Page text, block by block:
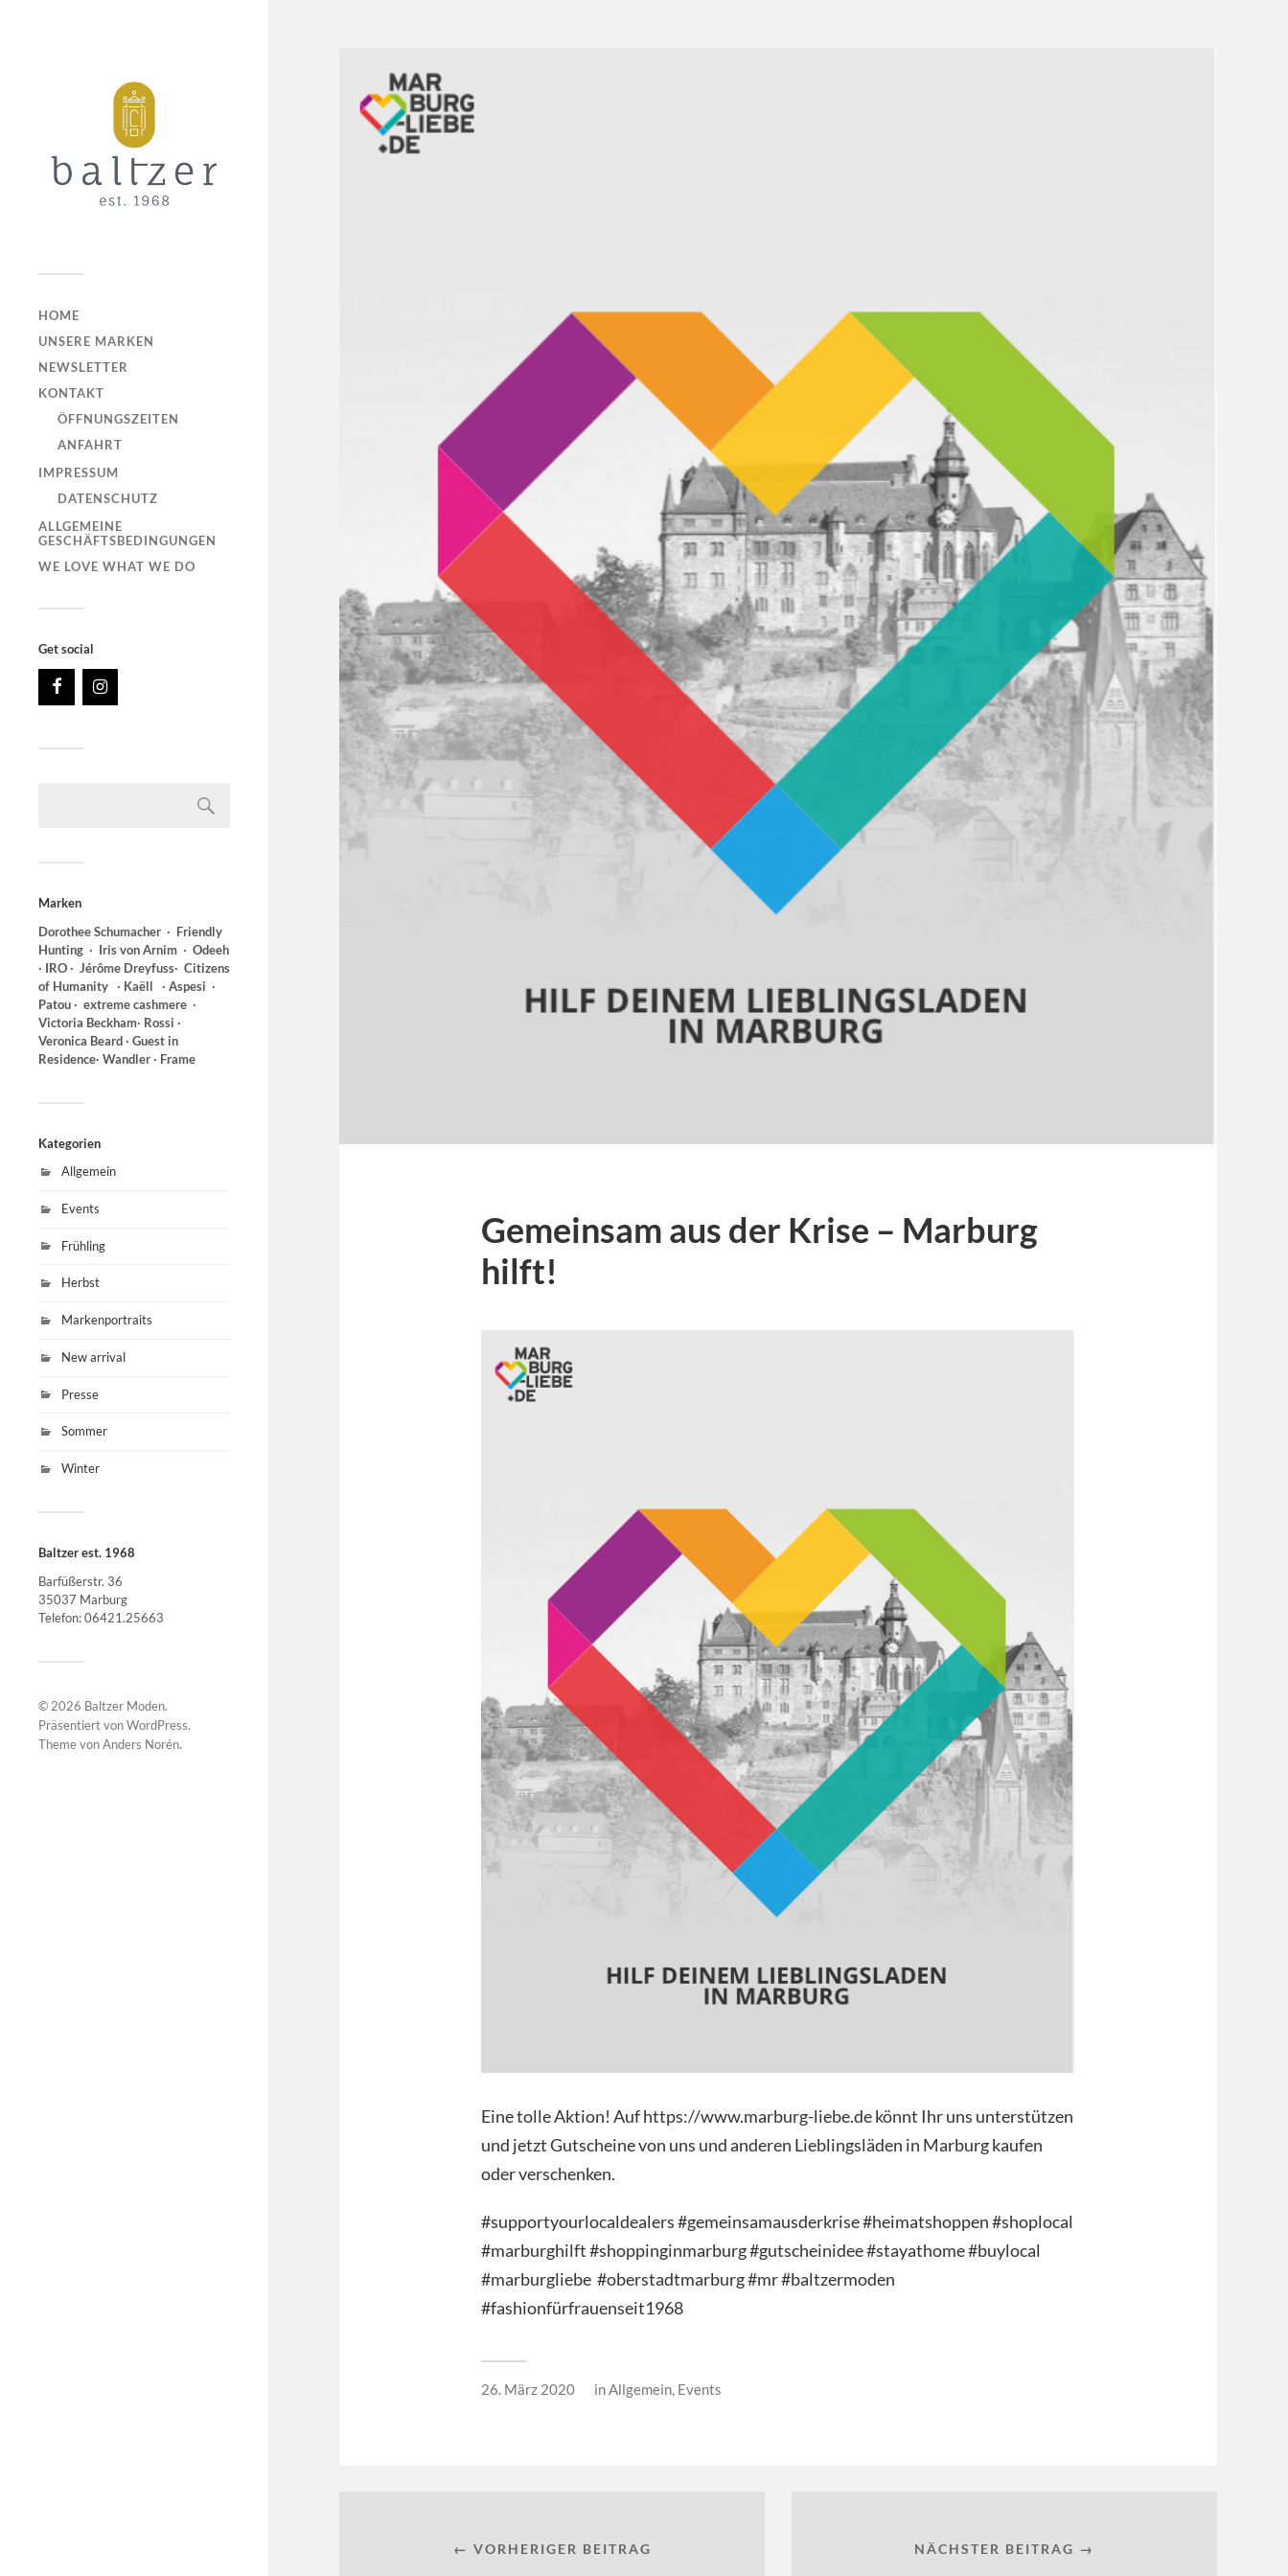
HOME
UNSERE MARKEN
NEWSLETTER
KONTAKT
ÖFFNUNGSZEITEN
ANFAHRT
IMPRESSUM
DATENSCHUTZ
ALLGEMEINE
GESCHÄFTSBEDINGUNGEN
WE LOVE WHAT WE DO
Get social
Marken
Dorothee Schumacher ∙ Friendly
Hunting ∙ Iris von Arnim ∙ Odeeh
∙ IRO ∙ Jérôme Dreyfuss∙ Citizens
of Humanity ∙ Kaëll ∙ Aspesi ∙
Patou ∙ extreme cashmere ∙
Victoria Beckham∙ Rossi ∙
Veronica Beard ∙ Guest in
Residence∙ Wandler ∙ Frame
Kategorien
Allgemein
Events
Frühling
Herbst
Markenportraits
New arrival
Presse
Sommer
Winter
Baltzer est. 1968
Barfüßerstr. 36
35037 Marburg
Telefon: 06421.25663
© 2026 Baltzer Moden.
Präsentiert vonWordPress.
Theme vonAnders Norén.
Gemeinsam aus der Krise – Marburg
hilft!
Eine tolle Aktion! Auf https://www.marburg-liebe.de könnt Ihr uns unterstützen
und jetzt Gutscheine von uns und anderen Lieblingsläden in Marburg kaufen
oder verschenken.
#supportyourlocaldealers #gemeinsamausderkrise #heimatshoppen #shoplocal
#marburghilft #shoppinginmarburg #gutscheinidee #stayathome #buylocal
#marburgliebe #oberstadtmarburg #mr #baltzermoden
#fashionfürfrauenseit1968
26. März 2020 inAllgemein, Events
← VORHERIGER BEITRAG NÄCHSTER BEITRAG →